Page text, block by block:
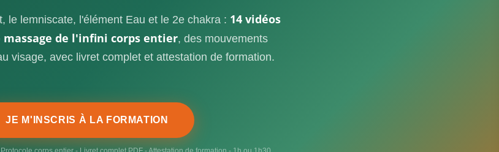
le lemniscate, l'élément Eau et le 2e chakra : 14 vidéos
de l'infini corps entier, des mouvements
visage, avec livret complet et attestation de formation.
JE M'INSCRIS À LA FORMATION